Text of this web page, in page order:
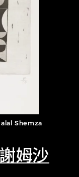
Shemza
姆沙
世纪视觉